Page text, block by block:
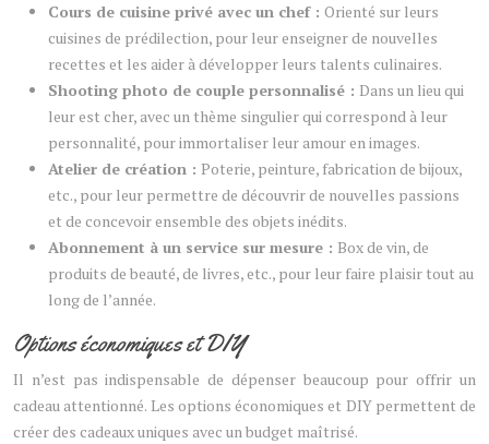
Cours de cuisine privé avec un chef : Orienté sur leurs
cuisines de prédilection, pour leur enseigner de nouvelles
recettes et les aider à développer leurs talents culinaires.
Shooting photo de couple personnalisé : Dans un lieu qui
leur est cher, avec un thème singulier qui correspond à leur
personnalité, pour immortaliser leur amour en images.
Atelier de création : Poterie, peinture, fabrication de bijoux,
etc., pour leur permettre de découvrir de nouvelles passions
et de concevoir ensemble des objets inédits.
Abonnement à un service sur mesure : Box de vin, de
produits de beauté, de livres, etc., pour leur faire plaisir tout au
long de l’année.
Options économiques et DIY
Il n’est pas indispensable de dépenser beaucoup pour offrir un
cadeau attentionné. Les options économiques et DIY permettent de
créer des cadeaux uniques avec un budget maîtrisé.